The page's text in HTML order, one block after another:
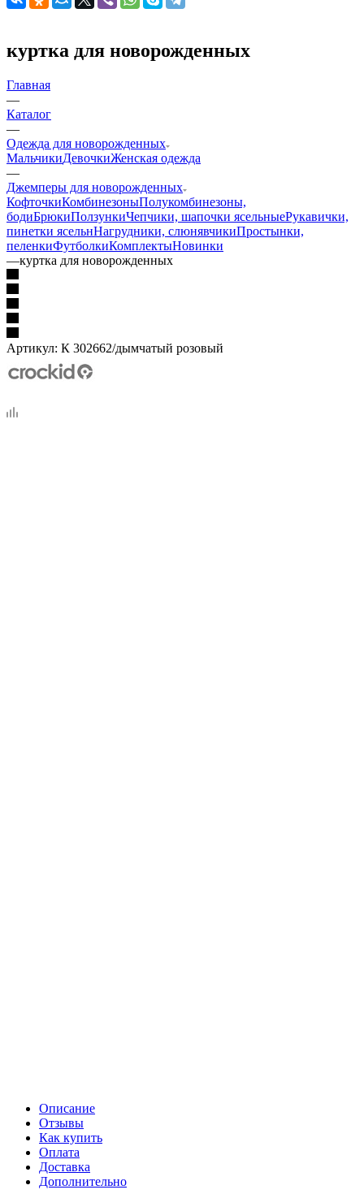
куртка для новорожденных
Главная
—
Каталог
—
Одежда для новорожденных
МальчикиДевочкиЖенская одежда
—
Джемперы для новорожденных
КофточкиКомбинезоныПолукомбинезоны,
бодиБрюкиПолзункиЧепчики, шапочки ясельныеРукавички,
пинетки ясельнНагрудники, слюнявчикиПростынки,
пеленкиФутболкиКомплектыНовинки
—куртка для новорожденных
Артикул: К 302662/дымчатый розовый
Описание
Отзывы
Как купить
Оплата
Доставка
Дополнительно